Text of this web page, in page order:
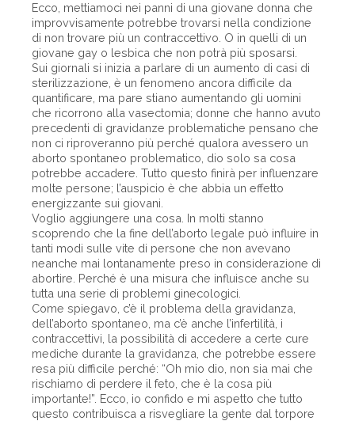
Ecco, mettiamoci nei panni di una giovane donna che
improvvisamente potrebbe trovarsi nella condizione
di non trovare più un contraccettivo. O in quelli di un
giovane gay o lesbica che non potrà più sposarsi.
Sui giornali si inizia a parlare di un aumento di casi di
sterilizzazione, è un fenomeno ancora difficile da
quantificare, ma pare stiano aumentando gli uomini
che ricorrono alla vasectomia; donne che hanno avuto
precedenti di gravidanze problematiche pensano che
non ci riproveranno più perché qualora avessero un
aborto spontaneo problematico, dio solo sa cosa
potrebbe accadere. Tutto questo finirà per influenzare
molte persone; l’auspicio è che abbia un effetto
energizzante sui giovani.
Voglio aggiungere una cosa. In molti stanno
scoprendo che la fine dell’aborto legale può influire in
tanti modi sulle vite di persone che non avevano
neanche mai lontanamente preso in considerazione di
abortire. Perché è una misura che influisce anche su
tutta una serie di problemi ginecologici.
Come spiegavo, c’è il problema della gravidanza,
dell’aborto spontaneo, ma c’è anche l’infertilità, i
contraccettivi, la possibilità di accedere a certe cure
mediche durante la gravidanza, che potrebbe essere
resa più difficile perché: “Oh mio dio, non sia mai che
rischiamo di perdere il feto, che è la cosa più
importante!”. Ecco, io confido e mi aspetto che tutto
questo contribuisca a risvegliare la gente dal torpore